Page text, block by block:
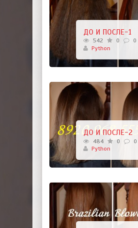
ДО И ПОСЛЕ-1
542 0
0
Python
ДО И ПОСЛЕ-2
484 0
0
Python